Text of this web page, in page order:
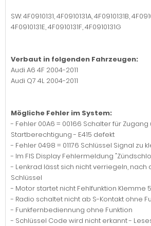
SW: 4F0910131, 4F0910131A, 4F0910131B,
4F0910131E, 4F0910131F, 4F0910131G
Verbaut in folgenden Fahrzeugen:
Audi A6 4F 2004-2011
Audi Q7 4L 2004-2011
Mögliche Fehler im System:
- Fehler 00A6 = 00166 Schalter für Zugang
Startberechtigung - E415 defekt
- Fehler 0498 = 01176 Schlüssel Signal zu
- Im FIS Display Fehlermeldung
- Lenkrad lässt sich nicht verriegeln, nach
Schlüssel
- Motor startet nicht Fehlfunktion Klemme
- Radio schaltet nicht ab S-Kontakt ohne
- Funkfernbediennung ohne Funktion
- Schlüssel Code wird nicht erkannt -